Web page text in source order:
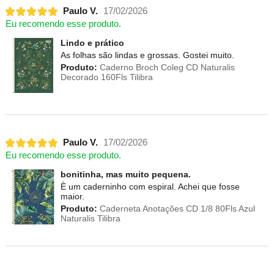
Paulo V.
17/02/2026
Eu recomendo esse produto.
Lindo e prático
As folhas são lindas e grossas. Gostei muito.
Produto: Caderno Broch Coleg CD Naturalis
Decorado 160Fls Tilibra
Paulo V.
17/02/2026
Eu recomendo esse produto.
bonitinha, mas muito pequena.
È um caderninho com espiral. Achei que fosse
maior.
Produto: Caderneta Anotações CD 1/8 80Fls Azul
Naturalis Tilibra